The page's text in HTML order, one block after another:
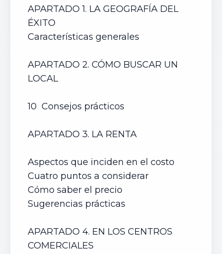
APARTADO 1. LA GEOGRAFÍA DEL
ÉXITO
Características generales
APARTADO 2. CÓMO BUSCAR UN
LOCAL
10 Consejos prácticos
APARTADO 3. LA RENTA
Aspectos que inciden en el costo
Cuatro puntos a considerar
Cómo saber el precio
Sugerencias prácticas
APARTADO 4. EN LOS CENTROS
COMERCIALES